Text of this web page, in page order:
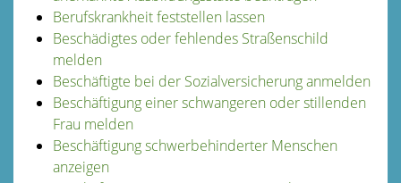
Berufskrankheit feststellen lassen
Beschädigtes oder fehlendes Straßenschild
melden
Beschäftigte bei der Sozialversicherung anmelden
Beschäftigung einer schwangeren oder stillenden
Frau melden
Beschäftigung schwerbehinderter Menschen
anzeigen